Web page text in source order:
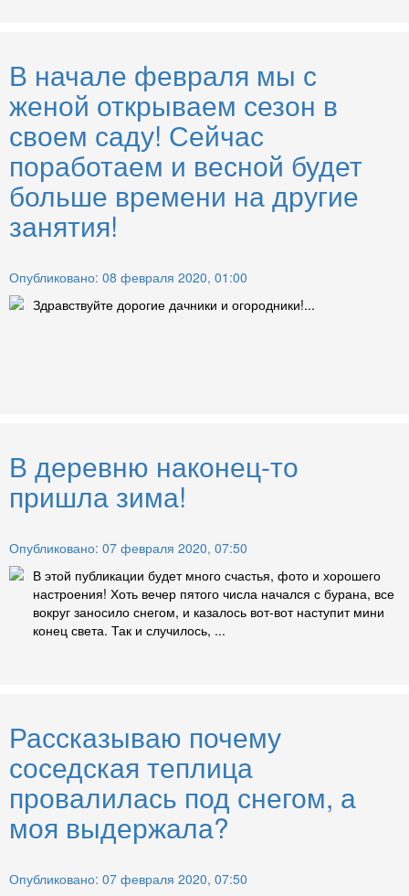
В начале февраля мы с
женой открываем сезон в
своем саду! Сейчас
поработаем и весной будет
больше времени на другие
занятия!
Опубликовано: 08 февраля 2020, 01:00
Здравствуйте дорогие дачники и огородники!...
В деревню наконец-то
пришла зима!
Опубликовано: 07 февраля 2020, 07:50
В этой публикации будет много счастья, фото и хорошего
настроения! Хоть вечер пятого числа начался с бурана, все
вокруг заносило снегом, и казалось вот-вот наступит мини
конец света. Так и случилось, ...
Рассказываю почему
соседская теплица
провалилась под снегом, а
моя выдержала?
Опубликовано: 07 февраля 2020, 07:50